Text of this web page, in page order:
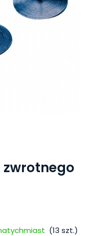
(13 szt.)